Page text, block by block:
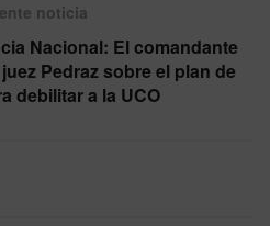
noticia
Nacional: El comandante
Pedraz sobre el plan de
debilitar a la UCO